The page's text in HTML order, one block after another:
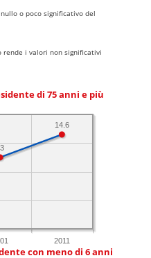
o poco significativo del
rende i valori non significativi
di 75 anni e più
2011
14.6
con meno di 6 anni